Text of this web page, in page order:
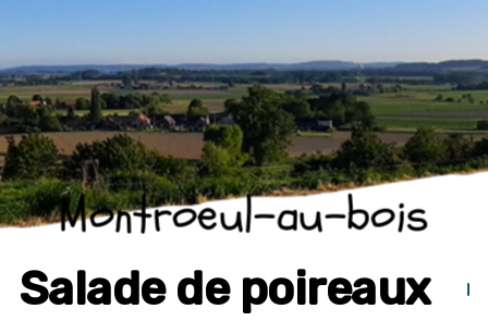
Montroeul-au-bois
Salade de poireaux